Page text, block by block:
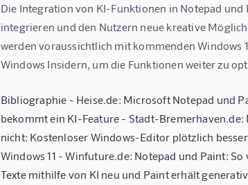
Die Integration von KI-Funktionen in Notepad
integrieren und den Nutzern neue kreative
werden voraussichtlich mit kommenden Windows
Windows Insidern, um die Funktionen weiter zu
Bibliographie - Heise.de: Microsoft Notepad und
bekommt ein KI-Feature - Stadt-
nicht: Kostenloser Windows-Editor plötzlich
Windows 11 - Winfuture.de: Notepad und Paint:
Texte mithilfe von KI neu und Paint erhält